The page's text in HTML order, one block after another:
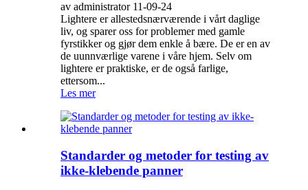
av administrator 11-09-24
Lightere er allestedsnærværende i vårt daglige
liv, og sparer oss for problemer med gamle
fyrstikker og gjør dem enkle å bære. De er en av
de uunnværlige varene i våre hjem. Selv om
lightere er praktiske, er de også farlige,
ettersom...
Les mer
Standarder og metoder for testing av
ikke-klebende panner